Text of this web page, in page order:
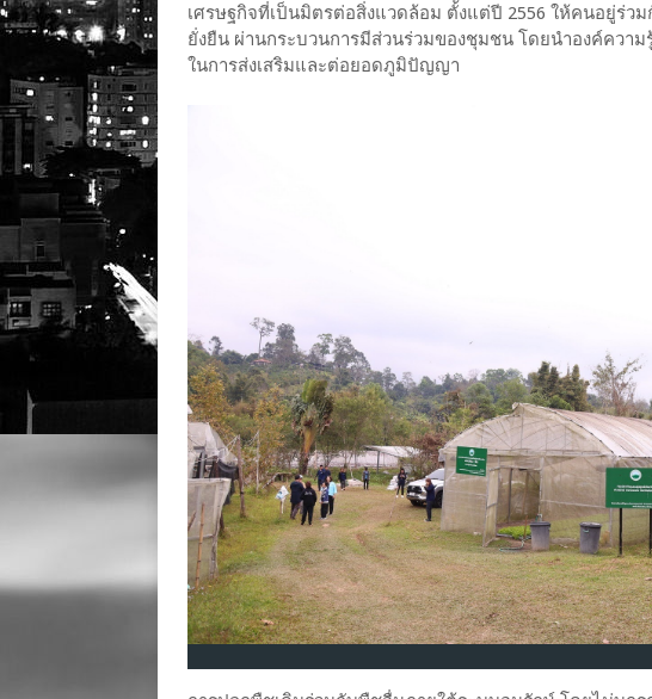
เศรษฐกิจที่เป็นมิตรต่อสิ่งแวดล้อม ตั้งแต่ปี 2556 ให้คนอยู่ร่
ยั่งยืน ผ่านกระบวนการมีส่วนร่วมของชุมชน โดยนำองค์ควา
ในการส่งเสริมและต่อยอดภูมิปัญญา